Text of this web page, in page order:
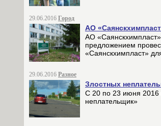
29.06.2016 Город
АО
АО
предложением
«Саянскхимпласт»
29.06.2016 Разное
Злостных
С 20 по 23 июня 2016
неплательщик»